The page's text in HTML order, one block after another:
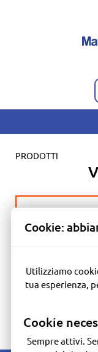
Cookie:
Utilizziamo cookie e tecnologie simili per migliorare la
tua esperienza,
Cookie
Sempre attivi. Servono per il corretto funzionamento
PRODOTTI
VITERIA